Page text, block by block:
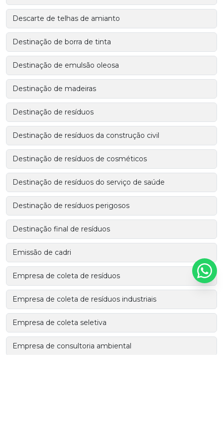
Descarte de telhas de amianto
Destinação de borra de tinta
Destinação de emulsão oleosa
Destinação de madeiras
Destinação de resíduos
Destinação de resíduos da construção civil
Destinação de resíduos de cosméticos
Destinação de resíduos do serviço de saúde
Destinação de resíduos perigosos
Destinação final de resíduos
Emissão de cadri
Empresa de coleta de resíduos
Empresa de coleta de resíduos industriais
Empresa de coleta seletiva
Empresa de consultoria ambiental